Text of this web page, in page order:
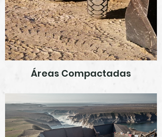
Áreas Compactadas